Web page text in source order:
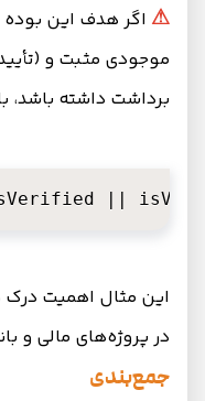
⚠ اگر هدف این
برداشت داشته باشد،
||
این مثال اهمیت درک
در پروژه‌های مالی و
جمع‌بندی